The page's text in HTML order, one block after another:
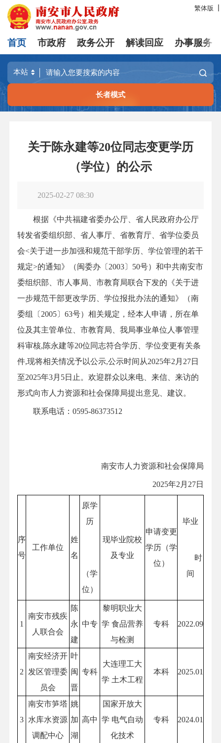
繁体版
首页 市政府 政务公开 解读回应 办事服务
长者模式
关于陈永建等20位同志变更学历
（学位）的公示
2025-02-27 08:30
根据《中共福建省委办公厅、省人民政府办公厅
转发省委组织部、省人事厅、省教育厅、省学位委员
会<关于进一步加强和规范干部学历、学位管理的若干
规定>的通知》（闽委办〔2003〕50号）和中共南安市
委组织部、市人事局、市教育局联合下发的《关于进
一步规范干部更改学历、学位报批办法的通知》（南
委组〔2005〕63号）相关规定，经本人申请，所在单
位及其主管单位、市教育局、我局事业单位人事管理
科审核,陈永建等20位同志符合学历、学位变更有关条
件,现将相关情况予以公示,公示时间从2025年2月27日
至2025年3月5日止。欢迎群众以来电、来信、来访的
形式向市人力资源和社会保障局提出意见、建议。
联系电话：0595-86373512
南安市人力资源和社会保障局
2025年2月27日
序
号
工作单位
姓
名
原学
历
（学
位）
现毕业院校
及专业
申请变更
学历（学
位）
毕业
时
间
1
南安市残疾
人联合会
陈
永
建
中专
黎明职业大
学 食品营养
与检测
专科 2022.09
2
南安经济开
发区管理委
员会
叶
闽
晋
专科
大连理工大
学 土木工程
本科 2025.01
3
南安市笋塔
水库水资源
调配中心
姚
加
湖
高中
国家开放大
学 电气自动
化技术
专科 2024.01